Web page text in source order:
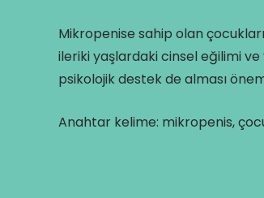
Mikropenise sahip olan
ileriki yaşlardaki cinsel eğilimi ve
psikolojik destek de alması
Anahtar kelime: mikropenis,